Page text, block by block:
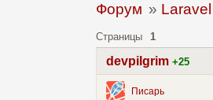
Форум »
Страницы 1
devpilgrim +25
Писарь